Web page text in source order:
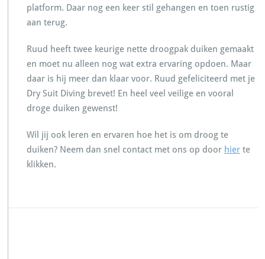
platform. Daar nog een keer stil gehangen en toen rustig
aan terug.
Ruud heeft twee keurige nette droogpak duiken gemaakt
en moet nu alleen nog wat extra ervaring opdoen. Maar
daar is hij meer dan klaar voor. Ruud gefeliciteerd met je
Dry Suit Diving brevet! En heel veel veilige en vooral
droge duiken gewenst!
Wil jij ook leren en ervaren hoe het is om droog te
duiken? Neem dan snel contact met ons op door hier te
klikken.